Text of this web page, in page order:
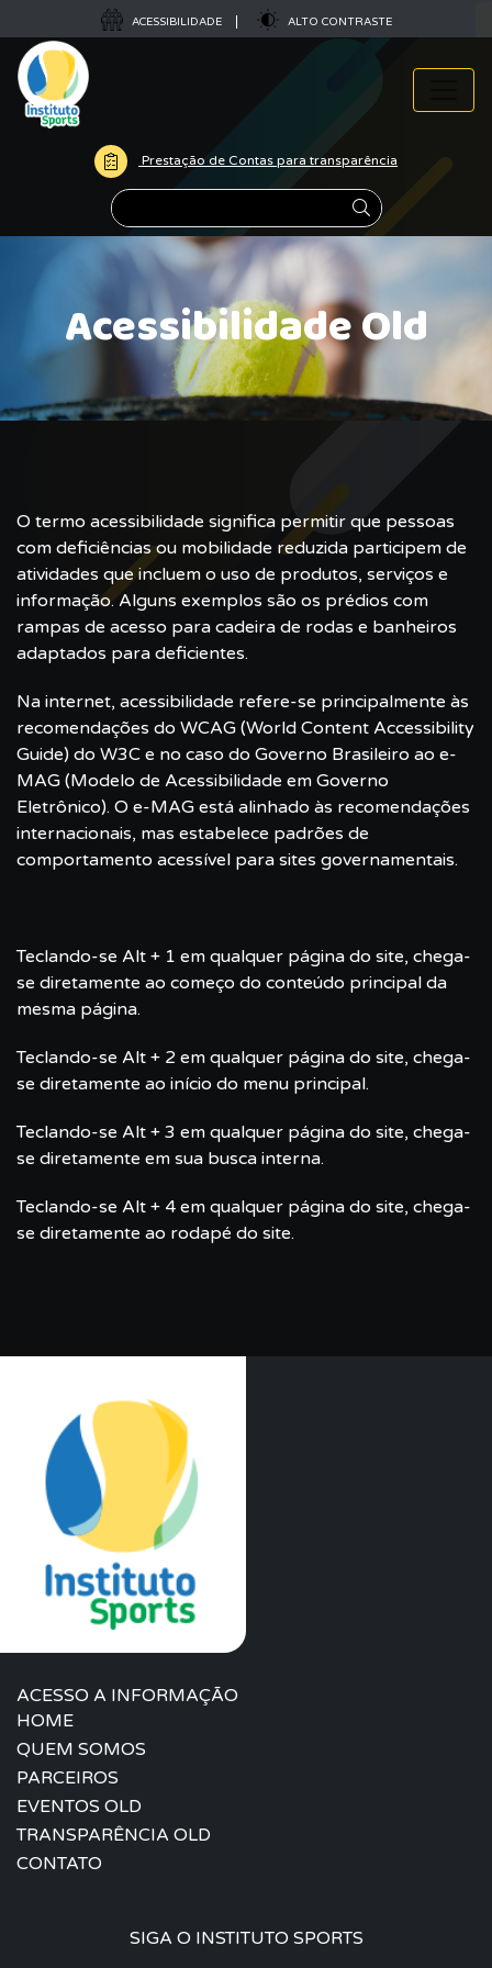
ACESSIBILIDADE ALTO CONTRASTE
Prestação de Contas para transparência
Pesquisar
Acessibilidade Old
O termo acessibilidade significa permitir que pessoas
com deficiências ou mobilidade reduzida participem de
atividades que incluem o uso de produtos, serviços e
informação. Alguns exemplos são os prédios com
rampas de acesso para cadeira de rodas e banheiros
adaptados para deficientes.
Na internet, acessibilidade refere-se principalmente às
recomendações do WCAG (World Content Accessibility
Guide) do W3C e no caso do Governo Brasileiro ao e-
MAG (Modelo de Acessibilidade em Governo
Eletrônico). O e-MAG está alinhado às recomendações
internacionais, mas estabelece padrões de
comportamento acessível para sites governamentais.
Teclando-se Alt + 1 em qualquer página do site, chega-
se diretamente ao começo do conteúdo principal da
mesma página.
Teclando-se Alt + 2 em qualquer página do site, chega-
se diretamente ao início do menu principal.
Teclando-se Alt + 3 em qualquer página do site, chega-
se diretamente em sua busca interna.
Teclando-se Alt + 4 em qualquer página do site, chega-
se diretamente ao rodapé do site.
ACESSO A INFORMAÇÃO
HOME
QUEM SOMOS
PARCEIROS
EVENTOS OLD
TRANSPARÊNCIA OLD
CONTATO
SIGA O INSTITUTO SPORTS